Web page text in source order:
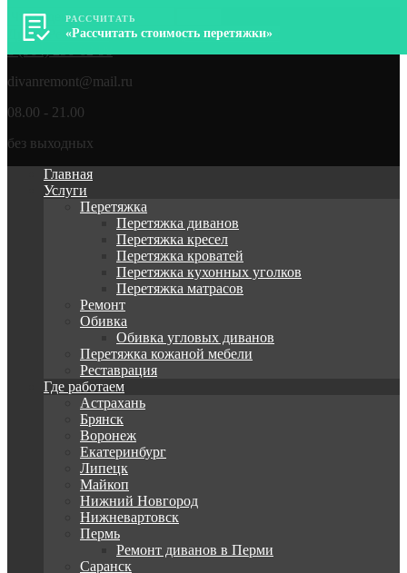
ДиванРемонт – Перетяжка, ремонт мягкой мебели
divanremont@mail.ru
08.00 - 21.00
без выходных
Главная
Услуги
Перетяжка
Перетяжка диванов
Перетяжка кресел
Перетяжка кроватей
Перетяжка кухонных уголков
Перетяжка матрасов
Ремонт
Обивка
Обивка угловых диванов
Перетяжка кожаной мебели
Реставрация
Где работаем
Астрахань
Брянск
Воронеж
Екатеринбург
Липецк
Майкоп
Нижний Новгород
Нижневартовск
Пермь
Ремонт диванов в Перми
Саранск
РАССЧИТАТЬ
«Рассчитать стоимость перетяжки»